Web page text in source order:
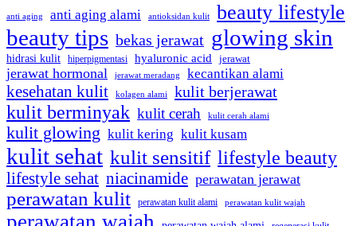
anti aging anti aging alami antioksidan kulit beauty lifestyle
beauty tips bekas jerawat glowing skin
hidrasi kulit hiperpigmentasi hyaluronic acid jerawat
jerawat hormonal jerawat meradang kecantikan alami
kesehatan kulit kolagen alami kulit berjerawat
kulit berminyak kulit cerah kulit cerah alami
kulit glowing kulit kering kulit kusam
kulit sehat kulit sensitif lifestyle beauty
lifestyle sehat niacinamide perawatan jerawat
perawatan kulit perawatan kulit alami perawatan kulit wajah